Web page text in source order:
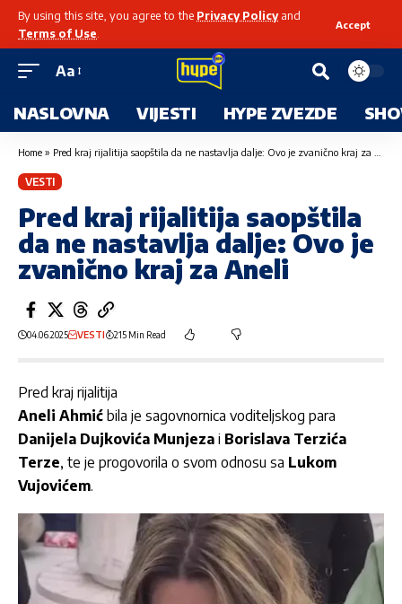
By using this site, you agree to the Privacy Policyand
Terms of Use
Accept
Aa
NASLOVNA VIJESTI HYPE ZVEZDE
Home » Pred kraj rijalitija saopštila da ne nastavlja dalje: Ovo je zvanično kraj za Aneli
VESTI
Pred kraj rijalitija saopštila
da ne nastavlja dalje: Ovo je
zvanično kraj za Aneli
04.06.2025 VESTI 215 Min Read
Pred kraj rijalitija
Aneli Ahmić bila je sagovnornica voditeljskog para
Danijela Dujkovića Munjeza i Borislava Terzića
Terze, te je progovorila o svom odnosu sa Lukom
Vujovićem.